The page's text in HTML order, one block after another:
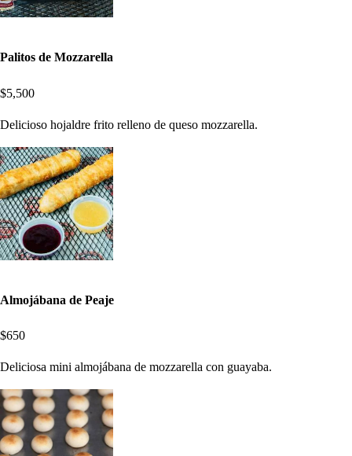
Palitos de Mozzarella
$5,500
Delicioso hojaldre frito relleno de queso mozzarella.
Almojábana de Peaje
$650
Deliciosa mini almojábana de mozzarella con guayaba.